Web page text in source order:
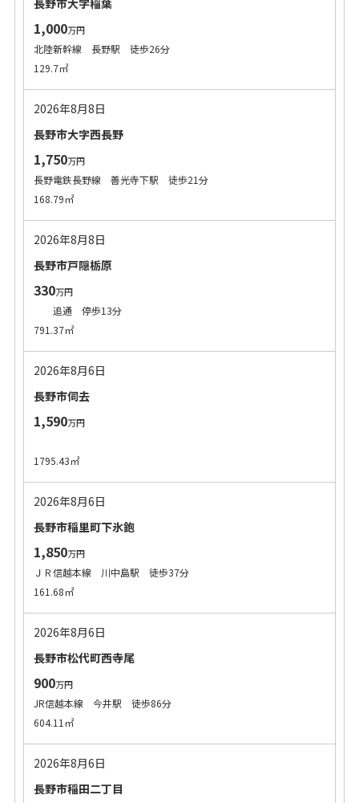
長野市大字稲葉
1,000万円
北陸新幹線 長野駅 徒歩26分
129.7㎡
2026年8月8日
長野市大字西長野
1,750万円
長野電鉄長野線 善光寺下駅 徒歩21分
168.79㎡
2026年8月8日
長野市戸隠栃原
330万円
追通 停歩13分
791.37㎡
2026年8月6日
長野市伺去
1,590万円
1795.43㎡
2026年8月6日
長野市稲里町下氷鉋
1,850万円
ＪＲ信越本線 川中島駅 徒歩37分
161.68㎡
2026年8月6日
長野市松代町西寺尾
900万円
JR信越本線 今井駅 徒歩86分
604.11㎡
2026年8月6日
長野市稲田二丁目